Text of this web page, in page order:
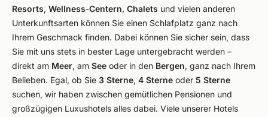
Resorts, Wellness-Centern, Chalets und vielen anderen
Unterkunftsarten können Sie einen Schlafplatz ganz nach
Ihrem Geschmack finden. Dabei können Sie sicher sein, dass
Sie mit uns stets in bester Lage untergebracht werden –
direkt am Meer, am See oder in den Bergen, ganz nach Ihrem
Belieben. Egal, ob Sie 3 Sterne, 4 Sterne oder 5 Sterne
suchen, wir haben zwischen gemütlichen Pensionen und
großzügigen Luxushotels alles dabei. Viele unserer Hotels